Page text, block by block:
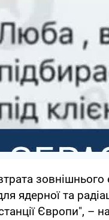
ядерної та
Європи", –